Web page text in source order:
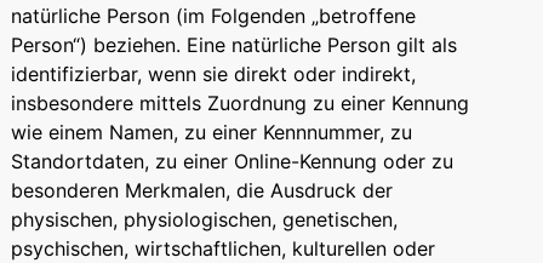
natürliche Person (im Folgenden „betroffene
Person“) beziehen. Eine natürliche Person gilt als
identifizierbar, wenn sie direkt oder indirekt,
insbesondere mittels Zuordnung zu einer Kennung
wie einem Namen, zu einer Kennnummer, zu
Standortdaten, zu einer Online-Kennung oder zu
besonderen Merkmalen, die Ausdruck der
physischen, physiologischen, genetischen,
psychischen, wirtschaftlichen, kulturellen oder